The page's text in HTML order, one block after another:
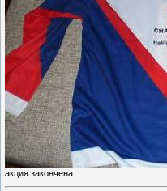
акция закончена